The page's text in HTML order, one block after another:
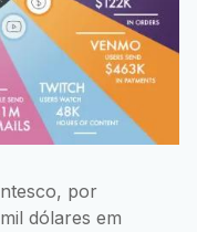
por
dólares em